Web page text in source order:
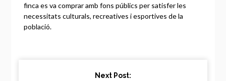
finca es va comprar amb fons públics per satisfer les
necessitats culturals, recreatives i esportives de la
població.
Next Post: